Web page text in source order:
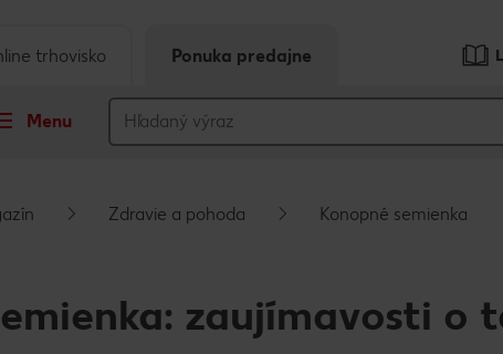
Menu
trhovisko Ponuka predajne
Zdravie a pohoda Konopné semienka
zaujímavosti